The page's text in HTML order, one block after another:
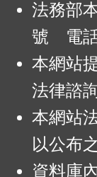
法務部
號 電話
本網站
法律諮
本網站
以公布
資料庫